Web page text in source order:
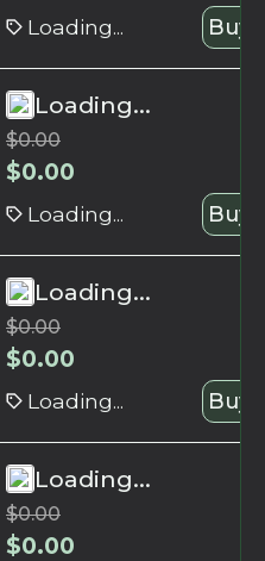
Loading... Buy
Loading...
$0.00
$0.00
Loading... Buy
Loading...
$0.00
$0.00
Loading... Buy
Loading...
$0.00
$0.00